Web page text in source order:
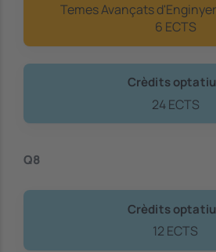
Temes Avançats
6 ECTS
Crèdits
24 ECTS
Q8
Crèdits
12 ECTS